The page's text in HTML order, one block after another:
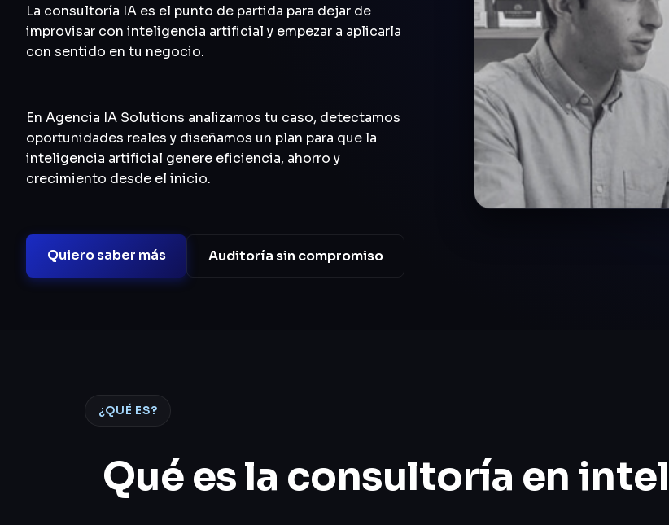
La consultoría IA es el punto de partida para dejar de
improvisar con inteligencia artificial y empezar a aplicarla
con sentido en tu negocio.
En Agencia IA Solutions analizamos tu caso, detectamos
oportunidades reales y diseñamos un plan para que la
inteligencia artificial genere eficiencia, ahorro y
crecimiento desde el inicio.
Quiero saber más Auditoría sin compromiso
¿QUÉ ES?
Qué es la consultoría en